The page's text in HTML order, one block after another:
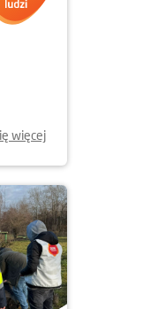
więcej